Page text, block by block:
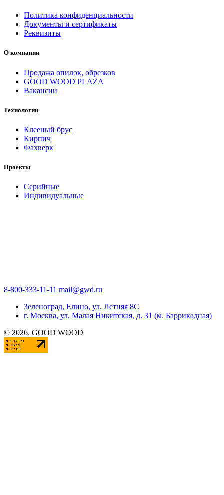
Политика конфиденциальности
Документы и сертификаты
Реквизиты
О компании
Продажа опилок, обрезков
GOOD WOOD PLAZA
Вакансии
Технологии
Клееный брус
Кирпич
Фахверк
Проекты
Серийные
Индивидуальные
8-800-333-11-11 mail@gwd.ru
Зеленоград, Елино, ул. Летняя 8С
г. Москва, ул. Малая Никитская, д. 31 (м. Баррикадная)
© 2026, GOOD WOOD